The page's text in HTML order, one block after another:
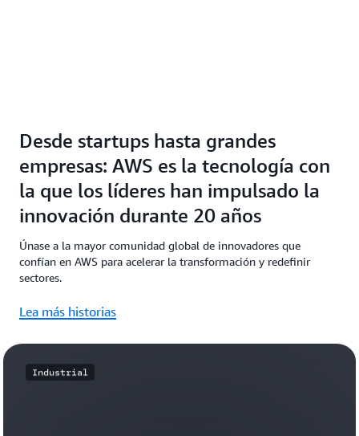
Desde startups hasta grandes
empresas: AWS es la tecnología con
la que los líderes han impulsado la
innovación durante 20 años
Únase a la mayor comunidad global de innovadores que
confían en AWS para acelerar la transformación y redefinir
sectores.
Lea más historias
Industrial